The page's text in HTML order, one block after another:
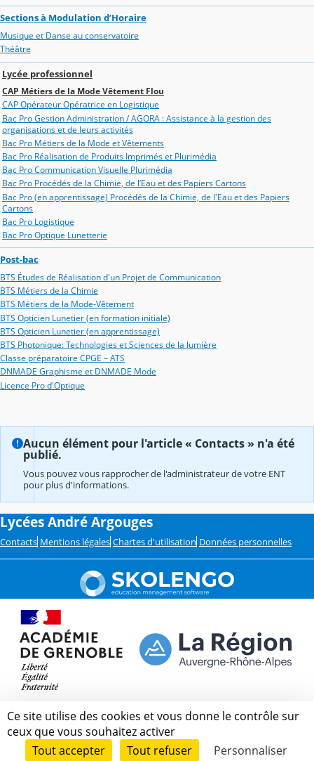
Sections à Modulation d’Horaire
Musique et Danse au conservatoire
Théâtre
Lycée professionnel
CAP Métiers de la Mode Vêtement Flou
CAP Opérateur Opératrice en Logistique
Bac Pro Gestion Administration / AGORA : Assistance à la gestion des
organisations et de leurs activités
Bac Pro Métiers de la Mode et Vêtements
Bac Pro Réalisation de Produits Imprimés et Plurimédia
Bac Pro Communication Visuelle Plurimédia
Bac Pro Procédés de la Chimie, de l’Eau et des Papiers Cartons
Bac Pro (en apprentissage) Procédés de la Chimie, de l'Eau et des Papiers
Cartons
Bac Pro Logistique
Bac Pro Optique Lunetterie
Post-bac
BTS Études de Réalisation d'un Projet de Communication
BTS Métiers de la Chimie
BTS Métiers de la Mode-Vêtement
BTS Opticien Lunetier (en formation initiale)
BTS Opticien Lunetier (en apprentissage)
BTS Photonique: Technologies et Sciences de la lumière
Classe préparatoire CPGE – ATS
DNMADE Graphisme et DNMADE Mode
Licence Pro d'Optique
Aucun élément pour l'article « Contacts » n'a été
publié.
Vous pouvez vous rapprocher de l'administrateur de votre ENT
pour plus d'informations.
Lycées André Argouges
Contacts Mentions légales Chartes d'utilisation Données personnelles
Ce site utilise des cookies et vous donne le contrôle sur
ceux que vous souhaitez activer
Tout accepter
Tout refuser Personnaliser